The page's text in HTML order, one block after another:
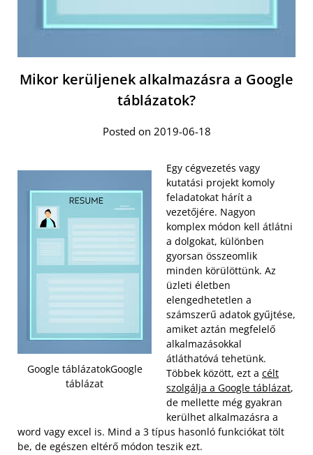
Mikor kerüljenek alkalmazásra a Google
táblázatok?
Posted on 2019-06-18
Google táblázatokGoogle
táblázat
Egy cégvezetés vagy
kutatási projekt komoly
feladatokat hárít a
vezetőjére. Nagyon
komplex módon kell átlátni
a dolgokat, különben
gyorsan összeomlik
minden körülöttünk. Az
üzleti életben
elengedhetetlen a
számszerű adatok gyűjtése,
amiket aztán megfelelő
alkalmazásokkal
átláthatóvá tehetünk.
Többek között, ezt a célt
szolgálja a Google táblázat,
de mellette még gyakran
kerülhet alkalmazásra a
word vagy excel is. Mind a 3 típus hasonló funkciókat tölt
be, de egészen eltérő módon teszik ezt.